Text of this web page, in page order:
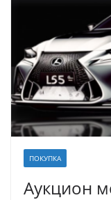
ПОКУПКА
Аукцион